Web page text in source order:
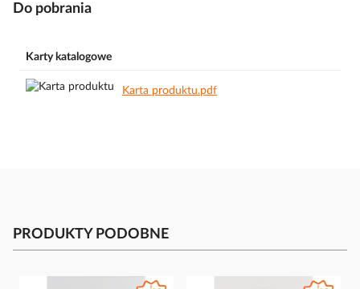
Do pobrania
Karty katalogowe
Karta produktu.pdf
PRODUKTY PODOBNE